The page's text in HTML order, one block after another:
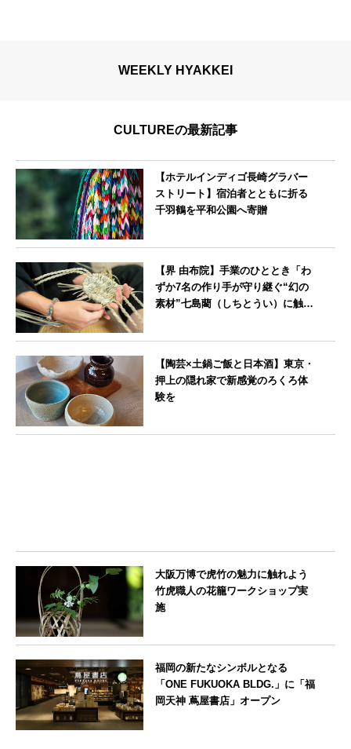
WEEKLY HYAKKEI
CULTUREの最新記事
【ホテルインディゴ長崎グラバー
ストリート】宿泊者とともに折る
千羽鶴を平和公園へ寄贈
【界 由布院】手業のひととき「わ
ずか7名の作り手が守り継ぐ“幻の
素材”七島藺（しちとうい）に触れ
【陶芸×土鍋ご飯と日本酒】東京・
押上の隠れ家で新感覚のろくろ体
験を
大阪万博で虎竹の魅力に触れよう
竹虎職人の花籠ワークショップ実
施
福岡の新たなシンボルとなる
「ONE FUKUOKA BLDG.」に「福
岡天神 蔦屋書店」オープン